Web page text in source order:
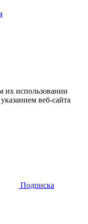
их использовании
веб-сайта
Подписка